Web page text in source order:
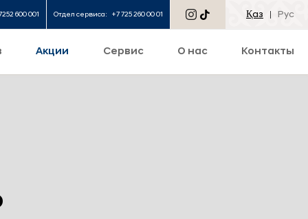
600 001 Отдел сервиса: +7 725 260 00 01 Қаз Рус
Акции Сервис О нас Контакты